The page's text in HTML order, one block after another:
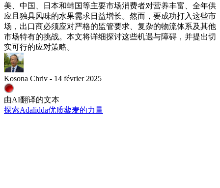
美、中国、日本和韩国等主要市场消费者对营养丰富、全年供
应且独具风味的水果需求日益增长。然而，要成功打入这些市
场，出口商必须应对严格的监管要求、复杂的物流体系及其他
市场特有的挑战。本文将详细探讨这些机遇与障碍，并提出切
实可行的应对策略。
Kosona Chriv - 14 février 2025
由AI翻译的文本
探索Adalidda优质藜麦的力量